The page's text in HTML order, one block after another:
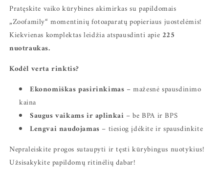
Pratęskite vaiko kūrybines akimirkas su papildomais
„Zoofamily“ momentinių fotoaparatų popieriaus juostelėmis!
Kiekvienas komplektas leidžia atspausdinti apie 225
nuotraukas.
Kodėl verta rinktis?
Ekonomiškas pasirinkimas – mažesnė spausdinimo
kaina
Saugus vaikams ir aplinkai – be BPA ir BPS
Lengvai naudojamas – tiesiog įdėkite ir spausdinkite
Nepraleiskite progos sutaupyti ir tęsti kūrybingus nuotykius!
Užsisakykite papildomų ritinėlių dabar!